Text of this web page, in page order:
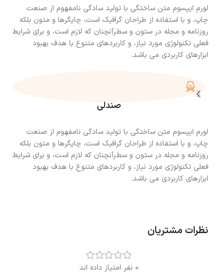
لورم ایپسوم متن ساختگی با تولید سادگی نامفهوم از صنعت
چاپ، و با استفاده از طراحان گرافیک است، چاپگرها و متون بلکه
روزنامه و مجله در ستون و سطرآنچنان که لازم است، و برای شرایط
فعلی تکنولوژی مورد نیاز، و کاربردهای متنوع با هدف بهبود
ابزارهای کاربردی می باشد.
صندلی
لورم ایپسوم متن ساختگی با تولید سادگی نامفهوم از صنعت
چاپ، و با استفاده از طراحان گرافیک است، چاپگرها و متون بلکه
روزنامه و مجله در ستون و سطرآنچنان که لازم است، و برای شرایط
فعلی تکنولوژی مورد نیاز، و کاربردهای متنوع با هدف بهبود
ابزارهای کاربردی می باشد.
نظرات مشتریان
0 نفر امتیاز داده اند